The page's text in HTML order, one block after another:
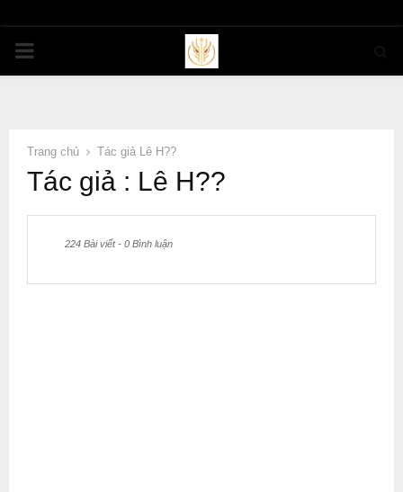
PRIMARY
Trang chủ Tác giả Lê H??
Tác giả : Lê H??
224 Bài viết- 0 Bình luận